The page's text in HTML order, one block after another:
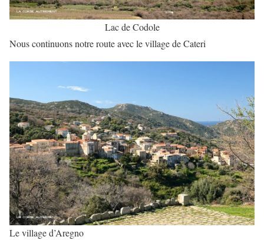
Lac de Codole
Nous continuons notre route avec le village de Cateri
Le village d’Aregno